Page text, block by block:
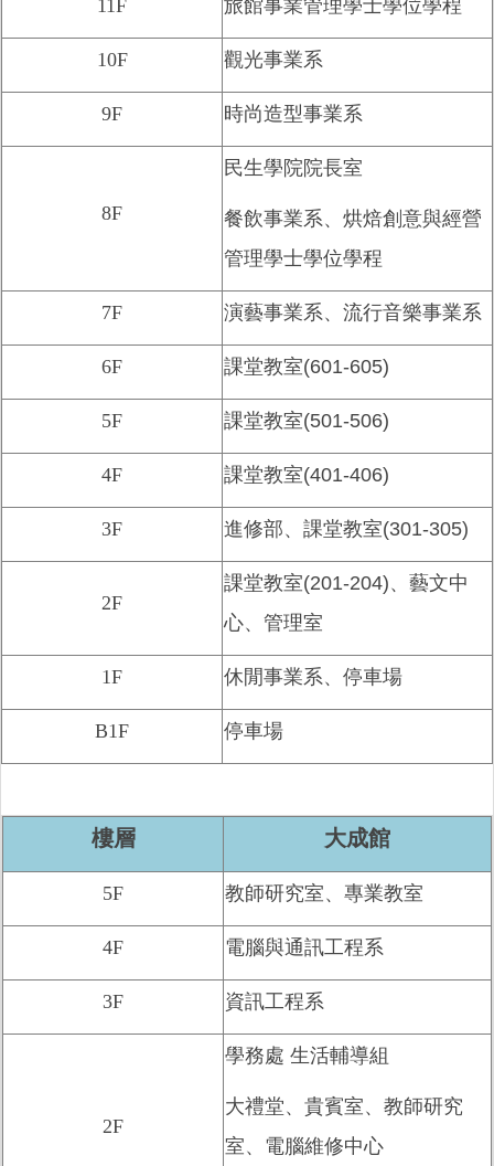
11F 旅館事業管理學士學位學程
10F 觀光事業系
9F 時尚造型事業系
8F
民生學院院長室
餐飲事業系、烘焙創意與經營
管理學士學位學程
7F 演藝事業系、流行音樂事業系
6F 課堂教室(601-605)
5F 課堂教室(501-506)
4F 課堂教室(401-406)
3F 進修部、課堂教室(301-305)
2F
課堂教室(201-204)、藝文中
心、管理室
1F 休閒事業系、停車場
B1F 停車場
樓層 大成館
5F 教師研究室、專業教室
4F 電腦與通訊工程系
3F 資訊工程系
2F
學務處 生活輔導組
大禮堂、貴賓室、教師研究
室、電腦維修中心